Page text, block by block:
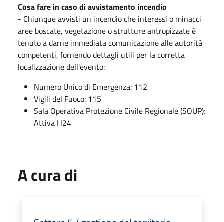
Cosa fare in caso di avvistamento incendio
- Chiunque avvisti un incendio che interessi o minacci
aree boscate, vegetazione o strutture antropizzate è
tenuto a darne immediata comunicazione alle autorità
competenti, fornendo dettagli utili per la corretta
localizzazione dell'evento:
Numero Unico di Emergenza: 112
Vigili del Fuoco: 115
Sala Operativa Protezione Civile Regionale (SOUP):
Attiva H24
A cura di